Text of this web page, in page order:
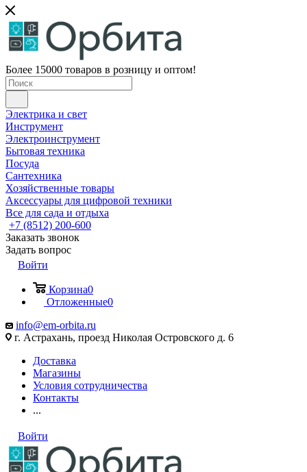
Более 15000 товаров в розницу и оптом!
Электрика и свет
Инструмент
Электроинструмент
Бытовая техника
Посуда
Сантехника
Хозяйственные товары
Аксессуары для цифровой техники
Все для сада и отдыха
+7 (8512) 200-600
Заказать звонок
Задать вопрос
Войти
Корзина0
Отложенные0
info@em-orbita.ru
г. Астрахань, проезд Николая Островского д. 6
Доставка
Магазины
Условия сотрудничества
Контакты
...
Войти